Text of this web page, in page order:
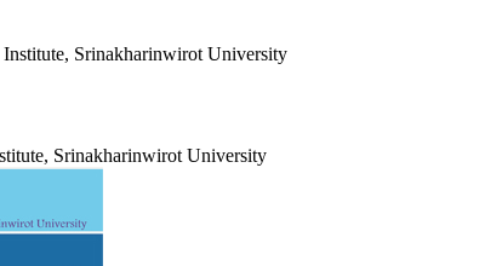
Institute, Srinakharinwirot University
Srinakharinwirot University